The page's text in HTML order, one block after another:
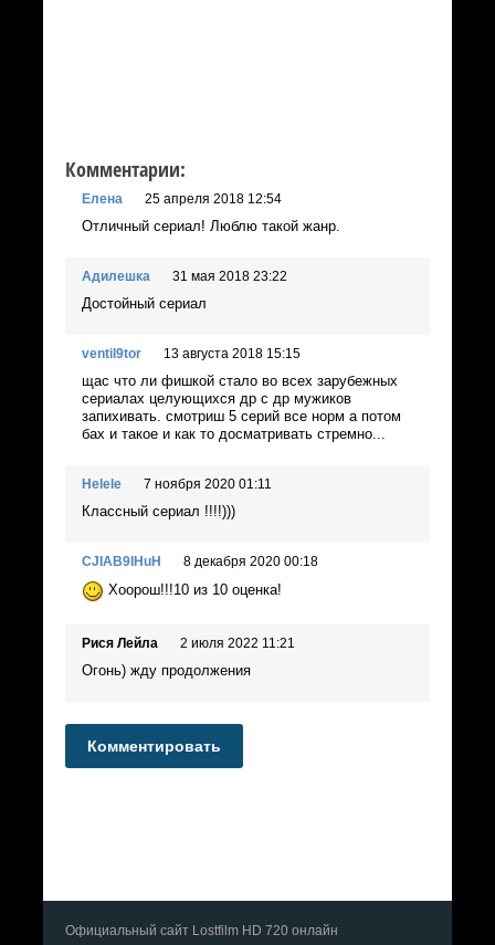
Комментарии:
Елена 25 апреля 2018 12:54
Отличный сериал! Люблю такой жанр.
Адилешка 31 мая 2018 23:22
Достойный сериал
ventil9tor 13 августа 2018 15:15
щас что ли фишкой стало во всех зарубежных
сериалах целующихся др с др мужиков
запихивать. смотриш 5 серий все норм а потом
бах и такое и как то досматривать стремно...
Helele 7 ноября 2020 01:11
Классный сериал !!!!)))
CJIAB9IHuH 8 декабря 2020 00:18
Хоорош!!!10 из 10 оценка!
Рися Лейла 2 июля 2022 11:21
Огонь) жду продолжения
Комментировать
Официальный сайт Lostfilm HD 720 онлайн